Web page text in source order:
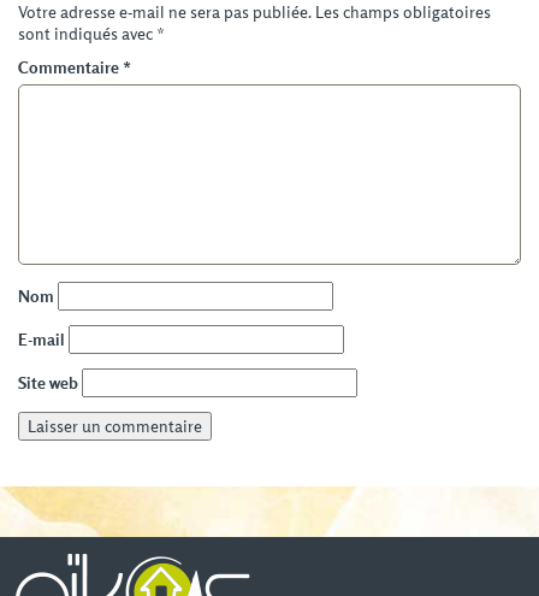
Votre adresse e-mail ne sera pas publiée. Les champs obligatoires
sont indiqués avec *
Commentaire *
Nom
E-mail
Site web